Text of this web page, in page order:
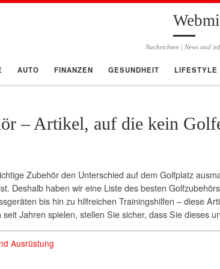
Nachrichten | News und
AUTO FINANZEN GESUNDHEIT LIFESTYLE
– Artikel, auf die kein
Zubehör den Unterschied auf dem Golfplatz
Deshalb haben wir eine Liste des besten
bis hin zu hilfreichen Trainingshilfen – diese
Jahren spielen, stellen Sie sicher, dass Sie dieses
Ausrüstung